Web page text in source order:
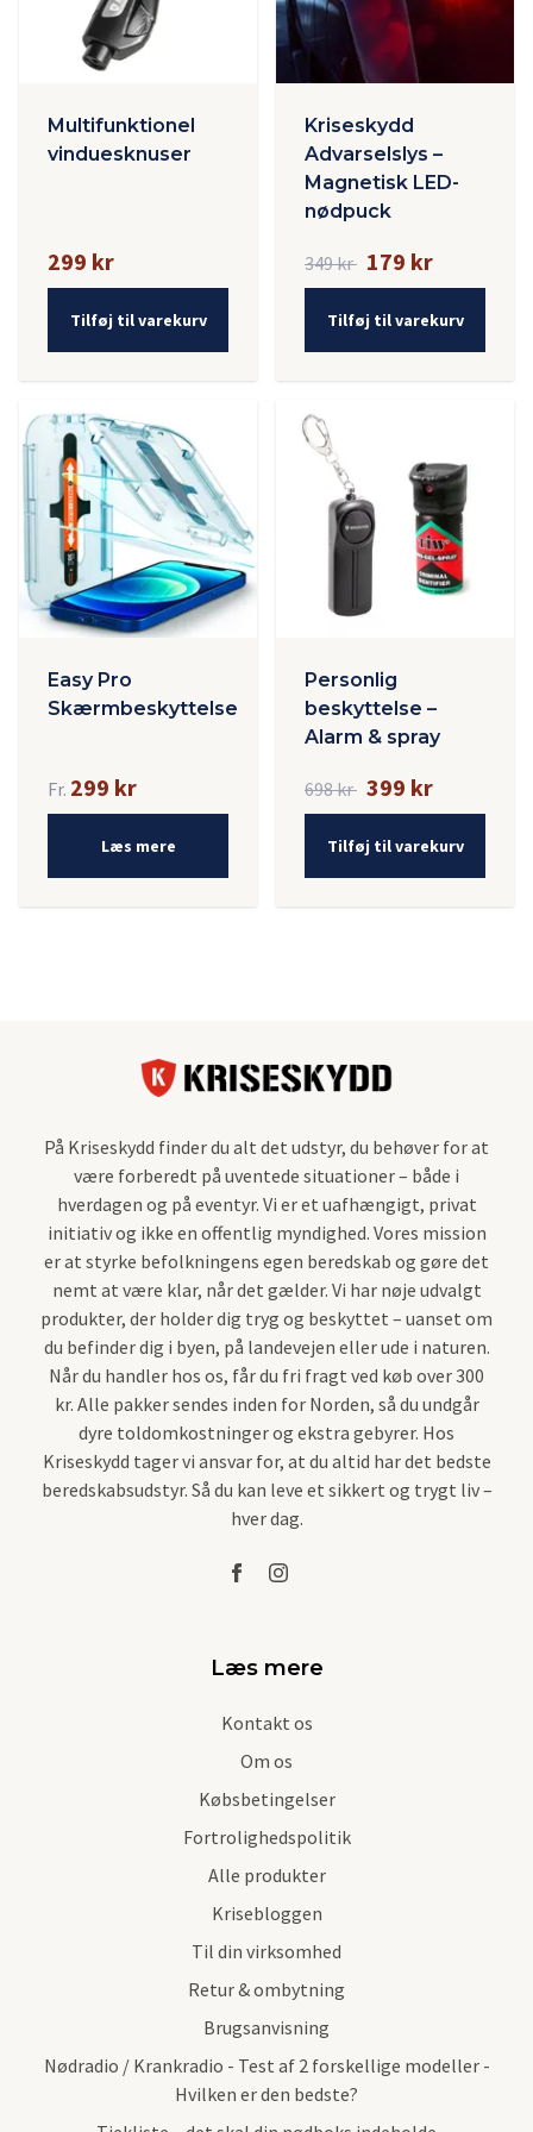
Multifunktionel
vinduesknuser
299 kr
Tilføj til varekurv
Kriseskydd
Advarselslys –
Magnetisk LED-
nødpuck
349 kr 179 kr
Tilføj til varekurv
Easy Pro
Skærmbeskyttelse
Fr. 299 kr
Læs mere
Personlig
beskyttelse –
Alarm & spray
698 kr 399 kr
Tilføj til varekurv
På Kriseskydd finder du alt det udstyr, du behøver for at
være forberedt på uventede situationer – både i
hverdagen og på eventyr. Vi er et uafhængigt, privat
initiativ og ikke en offentlig myndighed. Vores mission
er at styrke befolkningens egen beredskab og gøre det
nemt at være klar, når det gælder. Vi har nøje udvalgt
produkter, der holder dig tryg og beskyttet – uanset om
du befinder dig i byen, på landevejen eller ude i naturen.
Når du handler hos os, får du fri fragt ved køb over 300
kr. Alle pakker sendes inden for Norden, så du undgår
dyre toldomkostninger og ekstra gebyrer. Hos
Kriseskydd tager vi ansvar for, at du altid har det bedste
beredskabsudstyr. Så du kan leve et sikkert og trygt liv –
hver dag.
Læs mere
Kontakt os
Om os
Købsbetingelser
Fortrolighedspolitik
Alle produkter
Krisebloggen
Til din virksomhed
Retur & ombytning
Brugsanvisning
Nødradio / Krankradio - Test af 2 forskellige modeller -
Hvilken er den bedste?